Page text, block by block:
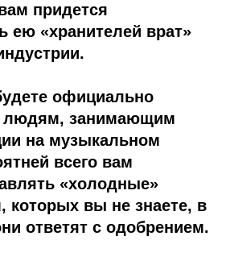
придется
ею «хранителей врат»
официально
людям, занимающим
на музыкальном
всего вам
«холодные»
вы не знаете, в
ответят с одобрением.